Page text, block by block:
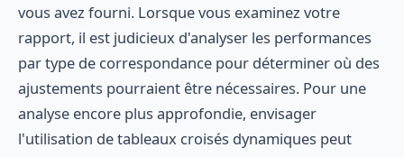
vous avez fourni. Lorsque vous examinez votre
rapport, il est judicieux d'analyser les performances
par type de correspondance pour déterminer où des
ajustements pourraient être nécessaires. Pour une
analyse encore plus approfondie, envisager
l'utilisation de tableaux croisés dynamiques peut